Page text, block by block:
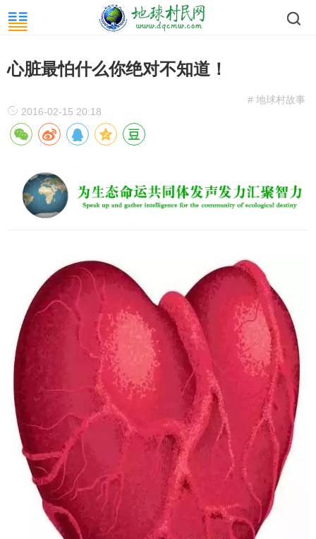
心脏最怕什么你绝对不知道！
# 地球村故事
2016-02-15 20:18